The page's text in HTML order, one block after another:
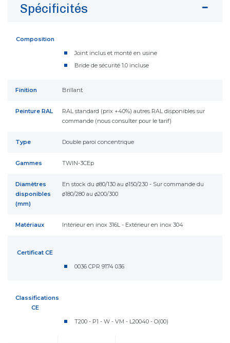
Spécificités
Composition
Joint inclus et monté en usine
Bride de sécurité 1.0 incluse
Finition Brillant
Peinture RAL
RAL standard (prix +40%) autres RAL disponibles sur
commande (nous consulter pour le tarif)
Type Double paroi concentrique
Gammes TWIN-3CEp
Diamètres
disponibles
(mm)
En stock du ø80/130 au ø150/230 - Sur commande du
ø180/280 au ø200/300
Matériaux Intérieur en inox 316L - Extérieur en inox 304
Certificat CE
0036 CPR 9174 036
Classifications
CE
T200 - P1 - W - VM - L20040 - O(00)